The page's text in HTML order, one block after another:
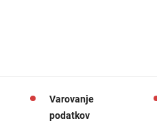
Varovanje
podatkov